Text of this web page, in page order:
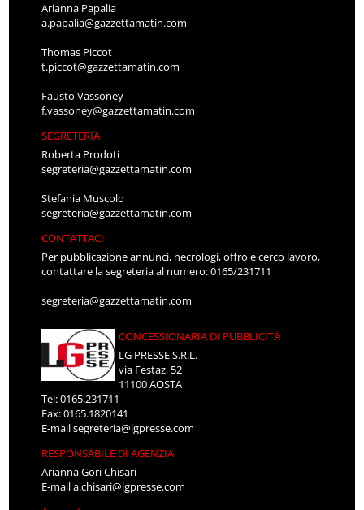
Arianna Papalia
a.papalia@gazzettamatin.com
Thomas Piccot
t.piccot@gazzettamatin.com
Fausto Vassoney
f.vassoney@gazzettamatin.com
SEGRETERIA
Roberta Prodoti
segreteria@gazzettamatin.com
Stefania Muscolo
segreteria@gazzettamatin.com
CONTATTACI
Per pubblicazione annunci, necrologi, offro e cerco lavoro,
contattare la segreteria al numero: 0165/231711
segreteria@gazzettamatin.com
CONCESSIONARIA DI PUBBLICITÀ
LG PRESSE S.R.L.
via Festaz, 52
11100 AOSTA
Tel: 0165.231711
Fax: 0165.1820141
E-mailsegreteria@lgpresse.com
RESPONSABILE DI AGENZIA
Arianna Gori Chisari
E-maila.chisari@lgpresse.com